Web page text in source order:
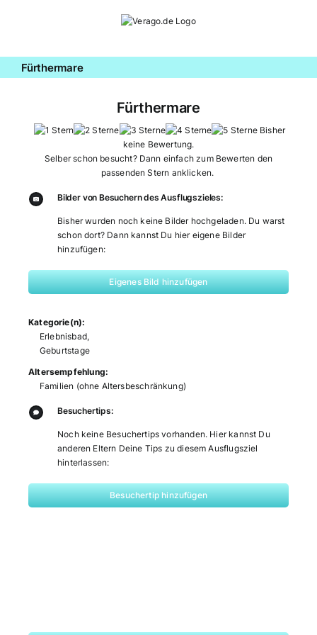
Fürthermare
Fürthermare
Bisher
keine Bewertung.
Selber schon besucht? Dann einfach zum Bewerten den
passenden Stern anklicken.
Bilder von Besuchern des Ausflugszieles:
Bisher wurden noch keine Bilder hochgeladen. Du warst
schon dort? Dann kannst Du hier eigene Bilder
hinzufügen:
Eigenes Bild hinzufügen
Kategorie(n):
Erlebnisbad,
Geburtstage
Altersempfehlung:
Familien (ohne Altersbeschränkung)
Besuchertips:
Noch keine Besuchertips vorhanden. Hier kannst Du
anderen Eltern Deine Tips zu diesem Ausflugsziel
hinterlassen:
Besuchertip hinzufügen